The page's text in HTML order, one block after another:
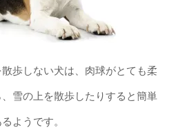
歩しない犬は、肉球がとても柔
雪の上を散歩したりすると簡単
ようです。